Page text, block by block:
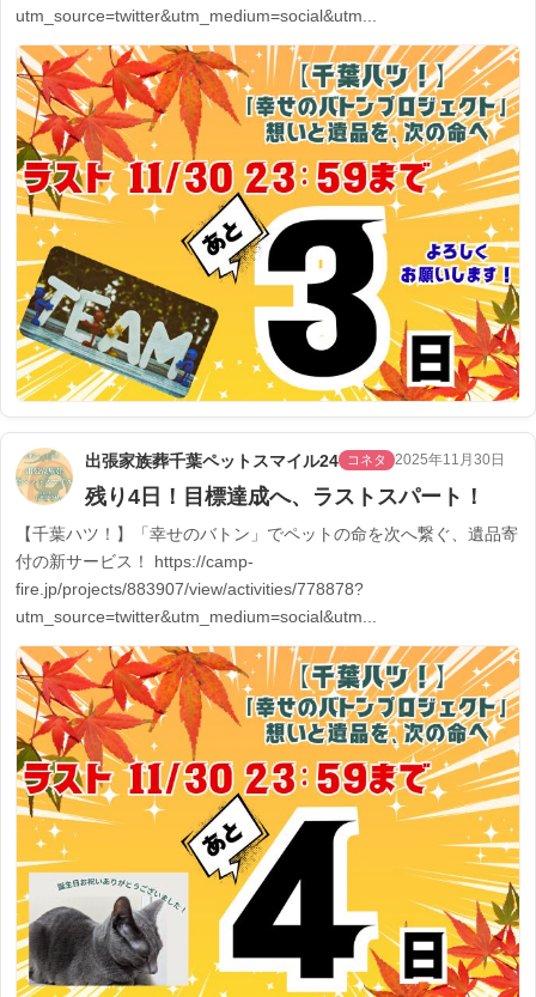
utm_source=twitter&utm_medium=social&utm...
出張家族葬千葉ペットスマイル24 コネタ 2025年11月30日
残り4日！目標達成へ、ラストスパート！
【千葉ハツ！】「幸せのバトン」でペットの命を次へ繋ぐ、遺品寄
付の新サービス！ https://camp-
fire.jp/projects/883907/view/activities/778878?
utm_source=twitter&utm_medium=social&utm...